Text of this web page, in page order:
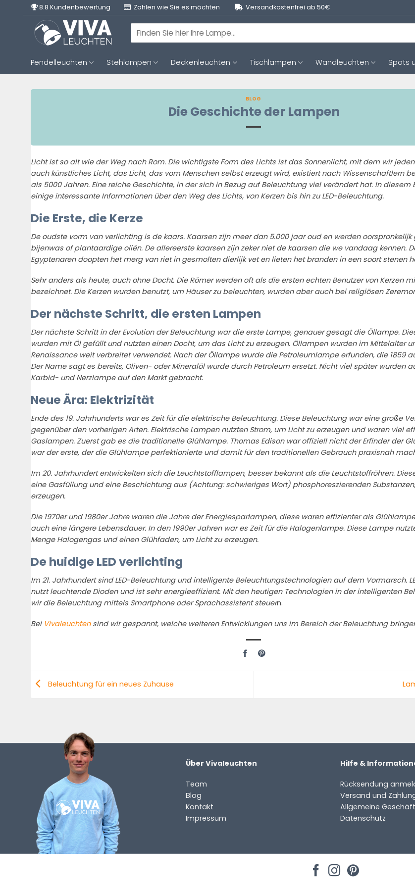
8.8 Kundenbewertung Zahlen wie Sie es möchten Versandkostenfrei ab 50€
Suchen
nach:
Pendelleuchten Stehlampen Deckenleuchten Tischlampen Wandleuchten Spots
BLOG
Die Geschichte der Lampen
Licht ist so alt wie der Weg nach Rom. Die wichtigste Form des Lichts ist das Sonnenlicht, mit dem wir
auch künstliches Licht, das Licht, das vom Menschen selbst erzeugt wird, existiert nach Wissenschaftlern
als 5000 Jahren. Eine reiche Geschichte, in der sich in Bezug auf Beleuchtung viel verändert hat. In diesem
einige interessante Informationen über den Weg des Lichts, von Kerzen bis hin zu LED-Beleuchtung.
Die Erste, die Kerze
De oudste vorm van verlichting is de kaars. Kaarsen zijn meer dan 5.000 jaar oud en werden
bijenwas of plantaardige oliën. De allereerste kaarsen zijn zeker niet de kaarsen die we vandaag kennen.
Egyptenaren doopten het merg van riet in gesmolten dierlijk vet en lieten het branden in een soort stenen
Sehr anders als heute, auch ohne Docht. Die Römer werden oft als die ersten echten Benutzer von Kerzen
bezeichnet. Die Kerzen wurden benutzt, um Häuser zu beleuchten, wurden aber auch bei religiösen
Der nächste Schritt, die ersten Lampen
Der nächste Schritt in der Evolution der Beleuchtung war die erste Lampe, genauer gesagt die Öllampe.
wurden mit Öl gefüllt und nutzten einen Docht, um das Licht zu erzeugen. Öllampen wurden im Mittelalter
Renaissance weit verbreitet verwendet. Nach der Öllampe wurde die Petroleumlampe erfunden, die 1859
Der Name sagt es bereits, Oliven- oder Mineralöl wurde durch Petroleum ersetzt. Nicht viel später wurden
Karbid- und Nerzlampe auf den Markt gebracht.
Neue Ära: Elektrizität
Ende des 19. Jahrhunderts war es Zeit für die elektrische Beleuchtung. Diese Beleuchtung war eine große
gegenüber den vorherigen Arten. Elektrische Lampen nutzten Strom, um Licht zu erzeugen und waren viel
Gaslampen. Zuerst gab es die traditionelle Glühlampe. Thomas Edison war offiziell nicht der Erfinder der
war der erste, der die Glühlampe perfektionierte und damit für den traditionellen Gebrauch praxisnah
Im 20. Jahrhundert entwickelten sich die Leuchtstofflampen, besser bekannt als die Leuchtstoffröhren.
eine Gasfüllung und eine Beschichtung aus (Achtung: schwieriges Wort) phosphoreszierenden
erzeugen.
Die 1970er und 1980er Jahre waren die Jahre der Energiesparlampen, diese waren effizienter als
auch eine längere Lebensdauer. In den 1990er Jahren war es Zeit für die Halogenlampe. Diese Lampe
Menge Halogengas und einen Glühfaden, um Licht zu erzeugen.
De huidige LED verlichting
Im 21. Jahrhundert sind LED-Beleuchtung und intelligente Beleuchtungstechnologien auf dem Vormarsch.
nutzt leuchtende Dioden und ist sehr energieeffizient. Mit den heutigen Technologien in der intelligenten
wir die Beleuchtung mittels Smartphone oder Sprachassistent steuern.
Bei Vivaleuchtensind wir gespannt, welche weiteren Entwicklungen uns im Bereich der Beleuchtung
Beleuchtung für ein neues Zuhause
Über Vivaleuchten
Team
Blog
Kontakt
Impressum
Hilfe &
Rücksendung
Versand und
Allgemeine
Datenschutz